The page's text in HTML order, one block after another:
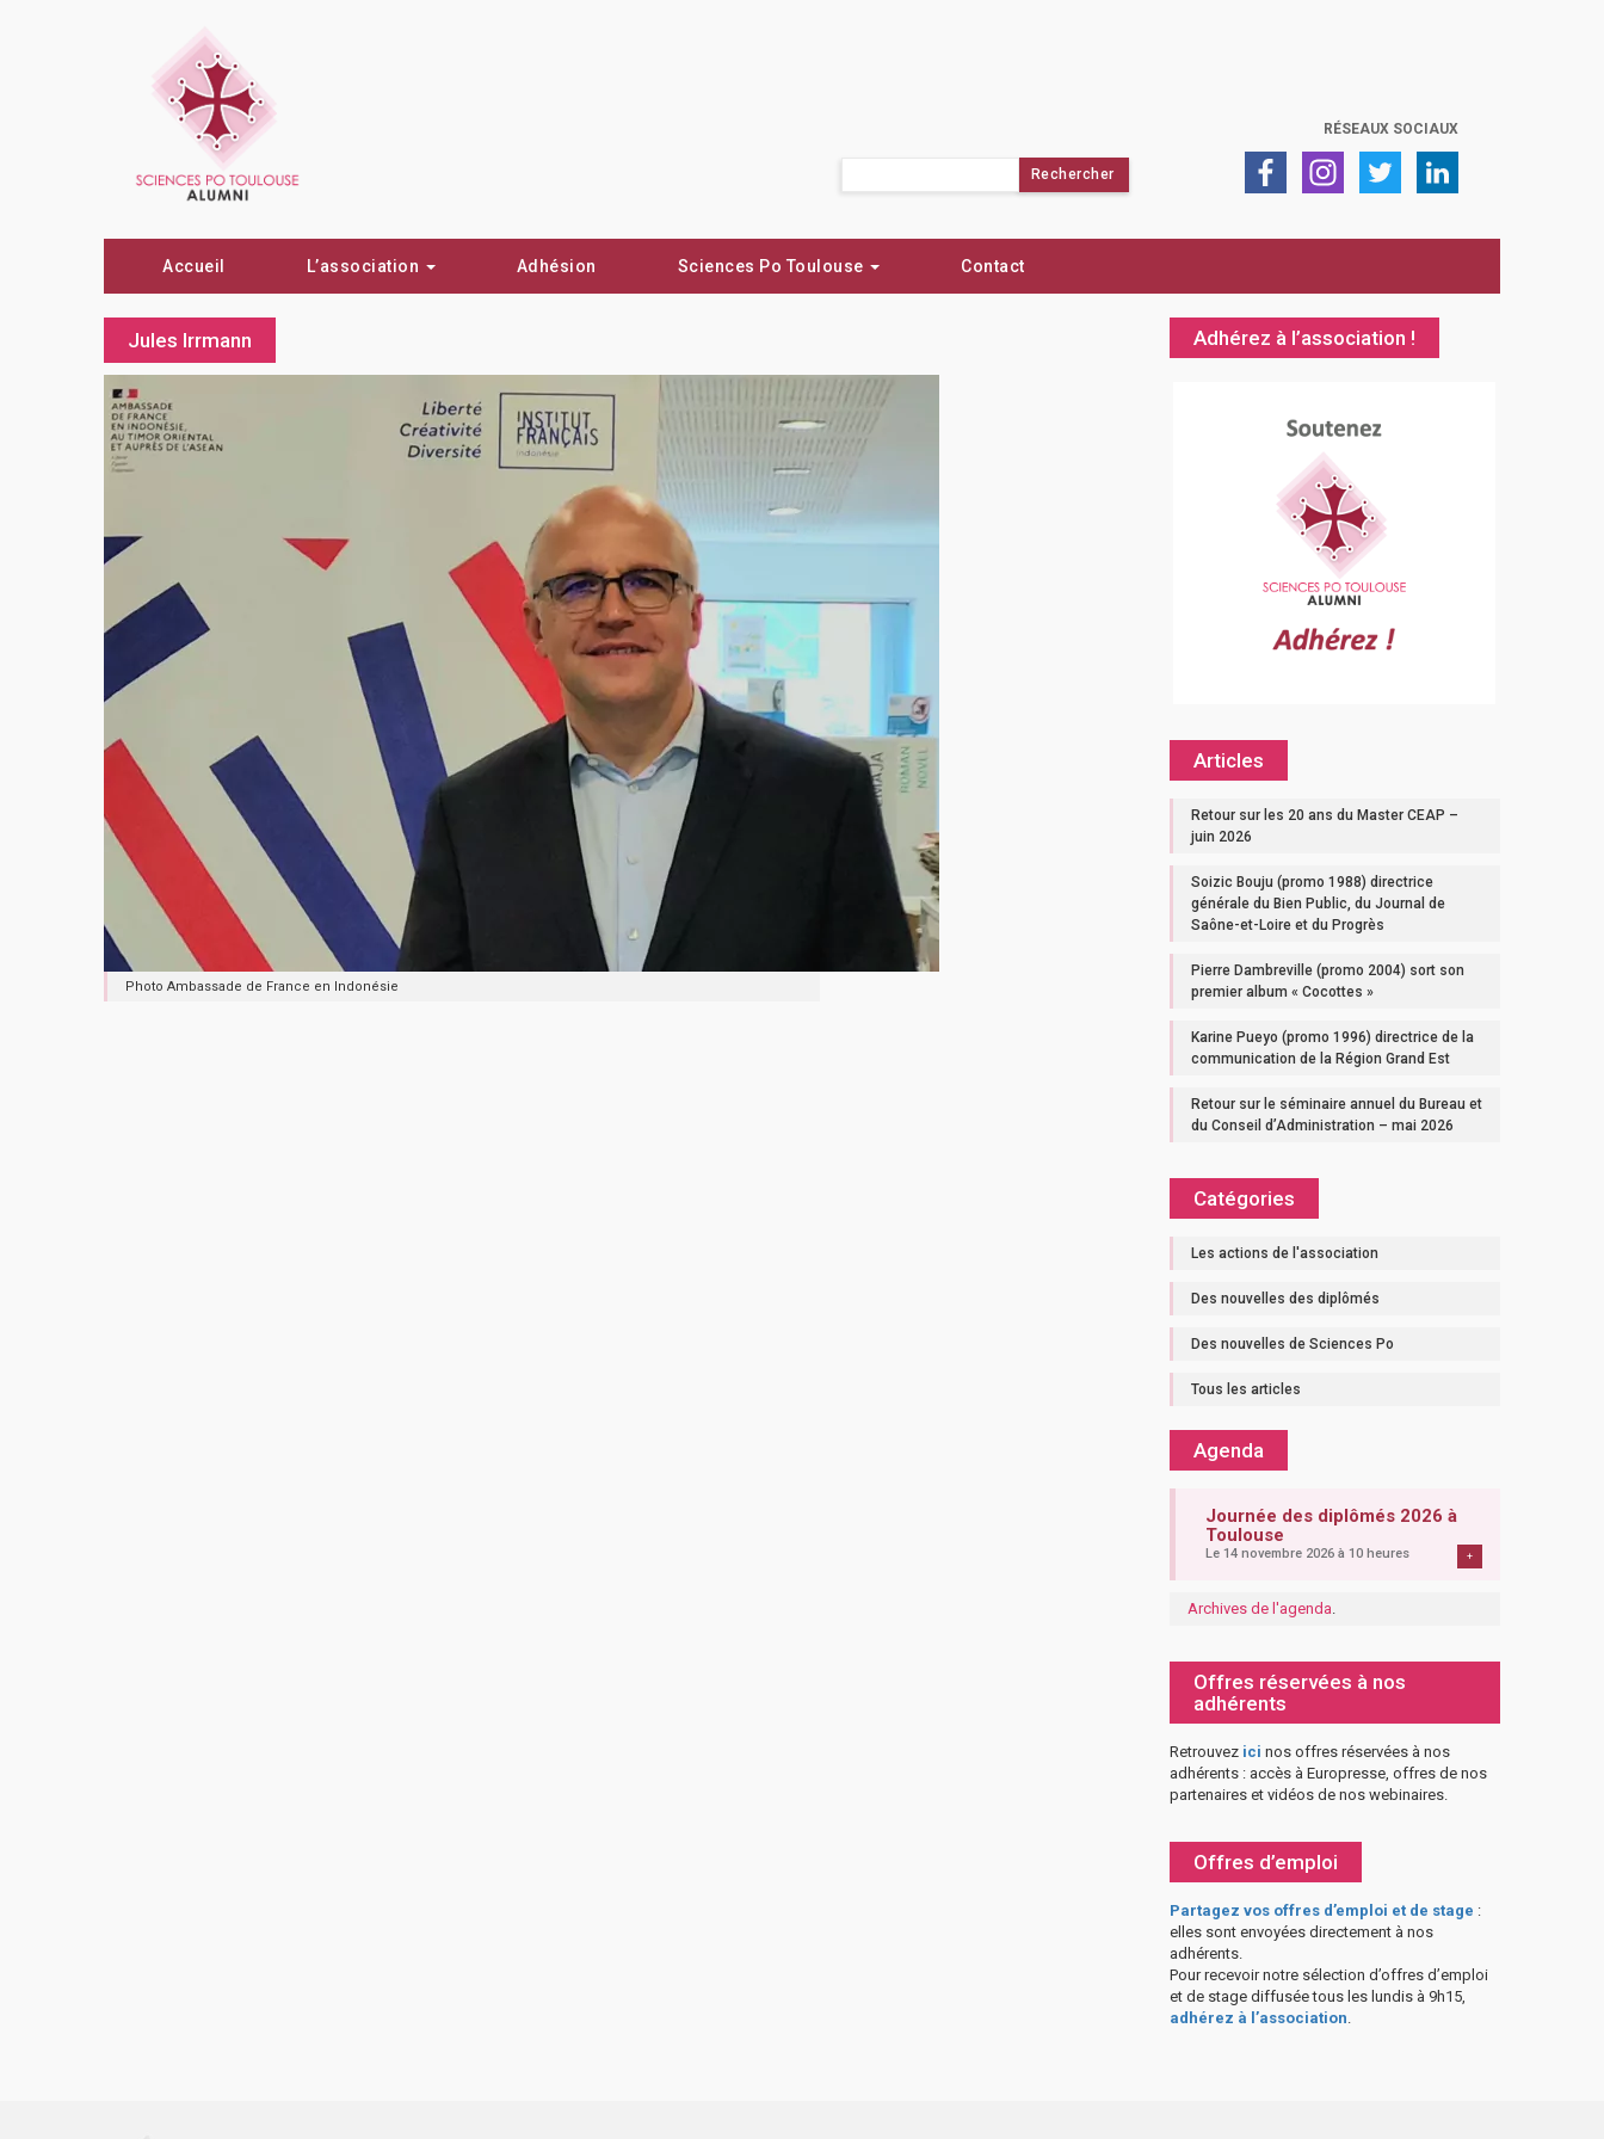
RÉSEAUX SOCIAUX
Accueil L’association Adhésion Sciences Po Toulouse Contact
Jules Irrmann
Photo Ambassade de France en Indonésie
Adhérez à l’association !
Articles
Retour sur les 20 ans du Master CEAP –
juin 2026
Soizic Bouju (promo 1988) directrice
générale du Bien Public, du Journal de
Saône-et-Loire et du Progrès
Pierre Dambreville (promo 2004) sort son
premier album « Cocottes »
Karine Pueyo (promo 1996) directrice de la
communication de la Région Grand Est
Retour sur le séminaire annuel du Bureau et
du Conseil d’Administration – mai 2026
Catégories
Les actions de l'association
Des nouvelles des diplômés
Des nouvelles de Sciences Po
Tous les articles
Agenda
Journée des diplômés 2026 à
Toulouse
Le 14 novembre 2026 à 10 heures +
Archives de l'agenda.
Offres réservées à nos
adhérents
Retrouvez ici nos offres réservées à nos
adhérents : accès à Europresse, offres de nos
partenaires et vidéos de nos webinaires.
Offres d’emploi
Partagez vos offres d’emploi et de stage :
elles sont envoyées directement à nos
adhérents.
Pour recevoir notre sélection d’offres d’emploi
et de stage diffusée tous les lundis à 9h15,
adhérez à l’association.